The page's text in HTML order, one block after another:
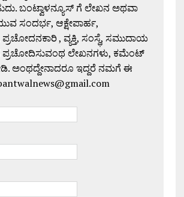
ಬಂಟ್ವಾಳನ್ಯೂಸ್ ಗೆ ಲೇಖನ ಅಥವಾ
ಸಂದರ್ಭ, ಆಕ್ಷೇಪಾರ್ಹ,
, ವ್ಯಕ್ತಿ, ಸಂಸ್ಥೆ, ಸಮುದಾಯ
ಪ್ರಚೋದಿಸುವಂಥ ಲೇಖನಗಳು, ಕಮೆಂಟ್
ಅಂಥದ್ದೇನಾದರೂ ಇದ್ದರೆ ನಮಗೆ ಈ